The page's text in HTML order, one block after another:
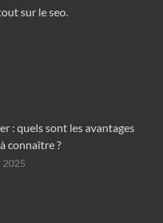
sur le seo.
: quels sont les avantages
connaître ?
2025